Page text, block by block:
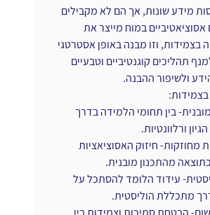
מידע שונות, אך הם לא מקבילים
במוח מייצר את
בצמידות, וזו מבנה באופן אסטרטגי
תהליכים קוגנטיביים וטבעיים
ולשיפור ההבנה.
בין תחומי הלמידה בדרך
ורלוונטיות.
מחוזקות- חיזוק האסוציאציות
מהתכנון מובנית.
עידוד הלומד להסתכל על
מתכללת הוליסטית.